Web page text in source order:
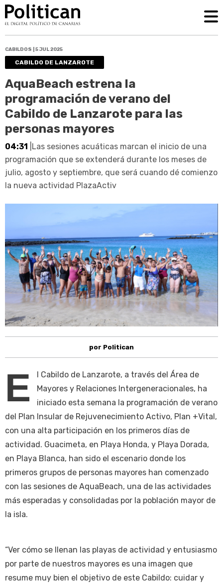
CABILDOS | 5 JUL 2025
CABILDO DE LANZAROTE
AquaBeach estrena la
programación de verano del
Cabildo de Lanzarote para las
personas mayores
04:31 |Las sesiones acuáticas marcan el inicio de una
programación que se extenderá durante los meses de
julio, agosto y septiembre, que será cuando dé comienzo
la nueva actividad PlazaActiv
por Politican
E
l Cabildo de Lanzarote, a través del Área de
Mayores y Relaciones Intergeneracionales, ha
iniciado esta semana la programación de verano
del Plan Insular de Rejuvenecimiento Activo, Plan +Vital,
con una alta participación en los primeros días de
actividad. Guacimeta, en Playa Honda, y Playa Dorada,
en Playa Blanca, han sido el escenario donde los
primeros grupos de personas mayores han comenzado
con las sesiones de AquaBeach, una de las actividades
más esperadas y consolidadas por la población mayor de
la isla.
“Ver cómo se llenan las playas de actividad y entusiasmo
por parte de nuestros mayores es una imagen que
resume muy bien el objetivo de este Cabildo: cuidar y